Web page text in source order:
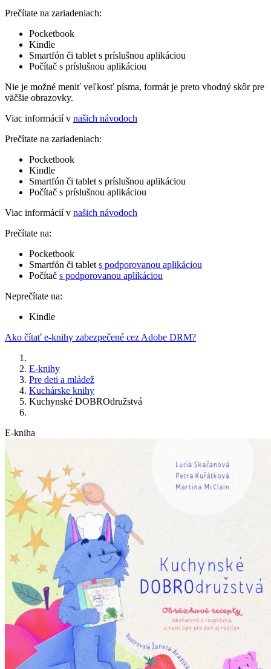
Prečítate na zariadeniach:
Pocketbook
Kindle
Smartfón či tablet s príslušnou aplikáciou
Počítač s príslušnou aplikáciou
Nie je možné meniť veľkosť písma, formát je preto vhodný skôr pre
väčšie obrazovky.
Viac informácií v našich návodoch
Prečítate na zariadeniach:
Pocketbook
Kindle
Smartfón či tablet s príslušnou aplikáciou
Počítač s príslušnou aplikáciou
Viac informácií v našich návodoch
Prečítate na:
Pocketbook
Smartfón či tablet s podporovanou aplikáciou
Počítač s podporovanou aplikáciou
Neprečítate na:
Kindle
Ako čítať e-knihy zabezpečené cez Adobe DRM?
E-knihy
Pre deti a mládež
Kuchárske knihy
Kuchynské DOBROdružstvá
E-kniha